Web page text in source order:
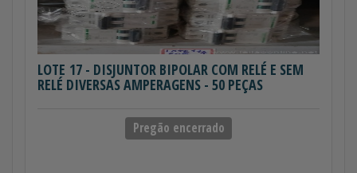
LOTE 17 - DISJUNTOR BIPOLAR COM RELÉ E SEM
RELÉ DIVERSAS AMPERAGENS - 50 PEÇAS
Pregão encerrado